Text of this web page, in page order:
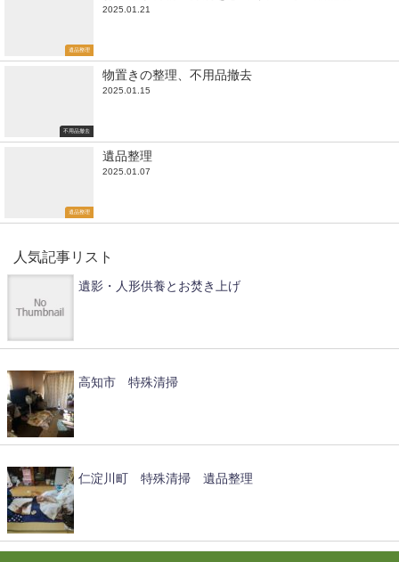
遺品整理
2025.01.21
不用品撤去
物置きの整理、不用品撤去
2025.01.15
遺品整理
遺品整理
2025.01.07
人気記事リスト
遺影・人形供養とお焚き上げ
高知市 特殊清掃
仁淀川町 特殊清掃 遺品整理